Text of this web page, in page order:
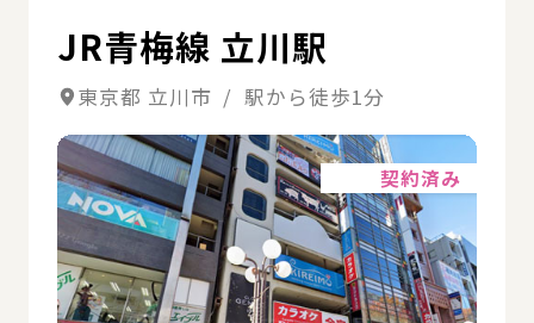
JR青梅線 立川駅
東京都 立川市 / 駅から徒歩1分
契約済み